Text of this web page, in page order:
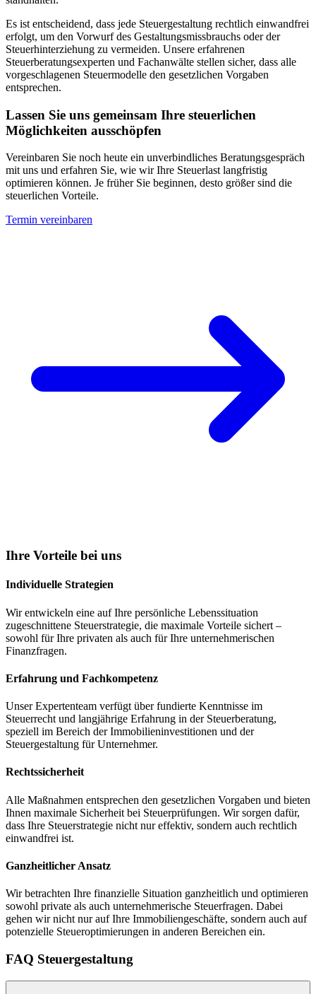
Es ist entscheidend, dass jede Steuergestaltung rechtlich einwandfrei
erfolgt, um den Vorwurf des Gestaltungsmissbrauchs oder der
Steuerhinterziehung zu vermeiden. Unsere erfahrenen
Steuerberatungsexperten und Fachanwälte stellen sicher, dass alle
vorgeschlagenen Steuermodelle den gesetzlichen Vorgaben
entsprechen.
Lassen Sie uns gemeinsam Ihre steuerlichen
Möglichkeiten ausschöpfen
Vereinbaren Sie noch heute ein unverbindliches Beratungsgespräch
mit uns und erfahren Sie, wie wir Ihre Steuerlast langfristig
optimieren können. Je früher Sie beginnen, desto größer sind die
steuerlichen Vorteile.
Termin vereinbaren
Ihre Vorteile bei uns
Individuelle Strategien
Wir entwickeln eine auf Ihre persönliche Lebenssituation
zugeschnittene Steuerstrategie, die maximale Vorteile sichert –
sowohl für Ihre privaten als auch für Ihre unternehmerischen
Finanzfragen.
Erfahrung und Fachkompetenz
Unser Expertenteam verfügt über fundierte Kenntnisse im
Steuerrecht und langjährige Erfahrung in der Steuerberatung,
speziell im Bereich der Immobilieninvestitionen und der
Steuergestaltung für Unternehmer.
Rechtssicherheit
Alle Maßnahmen entsprechen den gesetzlichen Vorgaben und bieten
Ihnen maximale Sicherheit bei Steuerprüfungen. Wir sorgen dafür,
dass Ihre Steuerstrategie nicht nur effektiv, sondern auch rechtlich
einwandfrei ist.
Ganzheitlicher Ansatz
Wir betrachten Ihre finanzielle Situation ganzheitlich und optimieren
sowohl private als auch unternehmerische Steuerfragen. Dabei
gehen wir nicht nur auf Ihre Immobiliengeschäfte, sondern auch auf
potenzielle Steueroptimierungen in anderen Bereichen ein.
FAQ Steuergestaltung